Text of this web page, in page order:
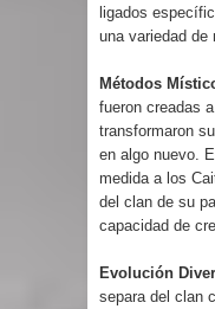
ligados
una variedad de
Métodos
fueron creadas
transformaron
en algo nuevo.
medida a los
del clan de su
capacidad de
Evolución
separa del clan